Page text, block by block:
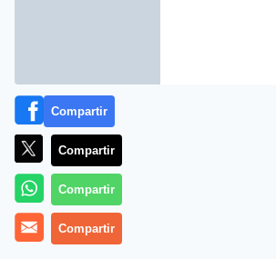
Compartir
Compartir
Compartir
Compartir